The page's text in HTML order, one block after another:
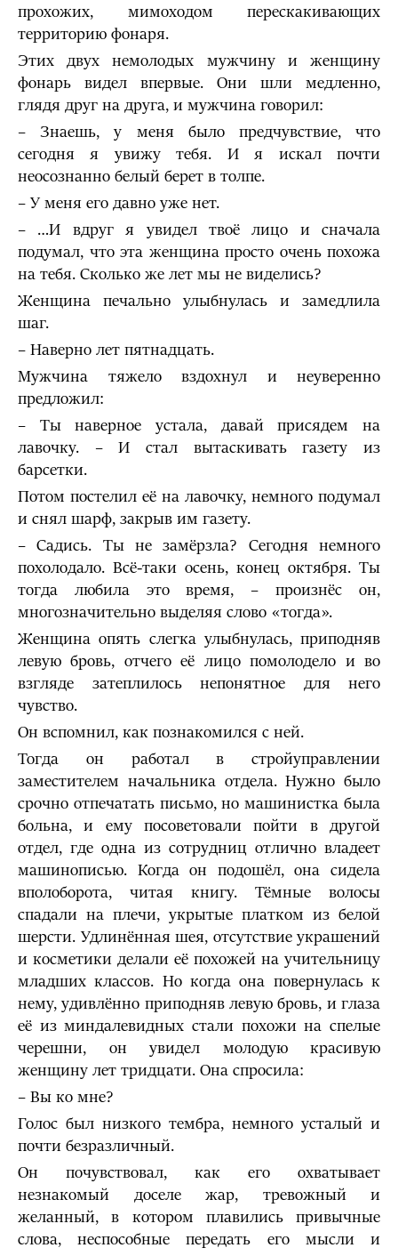
прохожих, мимоходом перескакивающих
территорию фонаря.
Этих двух немолодых мужчину и женщину
фонарь видел впервые. Они шли медленно,
глядя друг на друга, и мужчина говорил:
– Знаешь, у меня было предчувствие, что
сегодня я увижу тебя. И я искал почти
неосознанно белый берет в толпе.
– У меня его давно уже нет.
– …И вдруг я увидел твоё лицо и сначала
подумал, что эта женщина просто очень похожа
на тебя. Сколько же лет мы не виделись?
Женщина печально улыбнулась и замедлила
шаг.
– Наверно лет пятнадцать.
Мужчина тяжело вздохнул и неуверенно
предложил:
– Ты наверное устала, давай присядем на
лавочку. – И стал вытаскивать газету из
барсетки.
Потом постелил её на лавочку, немного подумал
и снял шарф, закрыв им газету.
– Садись. Ты не замёрзла? Сегодня немного
похолодало. Всё-таки осень, конец октября. Ты
тогда любила это время, – произнёс он,
многозначительно выделяя слово «тогда».
Женщина опять слегка улыбнулась, приподняв
левую бровь, отчего её лицо помолодело и во
взгляде затеплилось непонятное для него
чувство.
Он вспомнил, как познакомился с ней.
Тогда он работал в стройуправлении
заместителем начальника отдела. Нужно было
срочно отпечатать письмо, но машинистка была
больна, и ему посоветовали пойти в другой
отдел, где одна из сотрудниц отлично владеет
машинописью. Когда он подошёл, она сидела
вполоборота, читая книгу. Тёмные волосы
спадали на плечи, укрытые платком из белой
шерсти. Удлинённая шея, отсутствие украшений
и косметики делали её похожей на учительницу
младших классов. Но когда она повернулась к
нему, удивлённо приподняв левую бровь, и глаза
её из миндалевидных стали похожи на спелые
черешни, он увидел молодую красивую
женщину лет тридцати. Она спросила:
– Вы ко мне?
Голос был низкого тембра, немного усталый и
почти безразличный.
Он почувствовал, как его охватывает
незнакомый доселе жар, тревожный и
желанный, в котором плавились привычные
слова, неспособные передать его мысли и